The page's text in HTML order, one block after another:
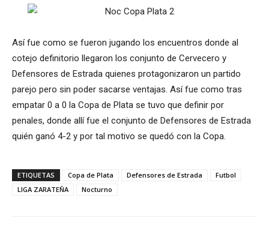
Así fue como se fueron jugando los encuentros donde al
cotejo definitorio llegaron los conjunto de Cervecero y
Defensores de Estrada quienes protagonizaron un partido
parejo pero sin poder sacarse ventajas. Así fue como tras
empatar 0 a 0 la Copa de Plata se tuvo que definir por
penales, donde allí fue el conjunto de Defensores de Estrada
quién ganó 4-2 y por tal motivo se quedó con la Copa.
ETIQUETAS Copa de Plata Defensores de Estrada
Futbol
LIGA ZARATEÑA
Nocturno